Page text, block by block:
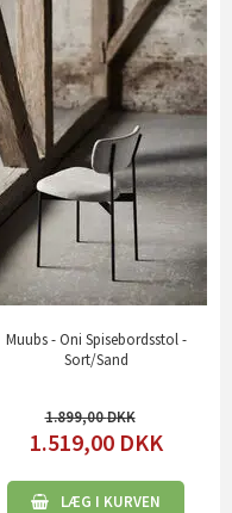
Muubs - Oni Spisebordsstol -
Sort/Sand
1.899,00
1.519,00 DKK
LÆG I KURVEN